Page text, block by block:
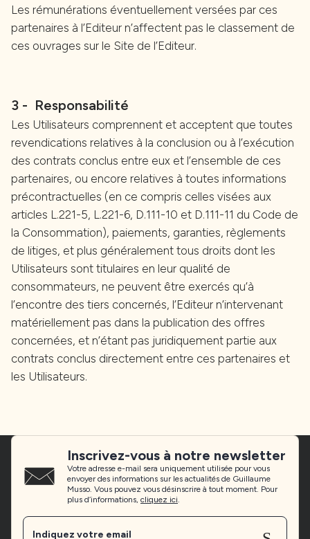
Les rémunérations éventuellement versées par ces
partenaires à l’Editeur n’affectent pas le classement de
ces ouvrages sur le Site de l’Editeur.
3 - Responsabilité
Les Utilisateurs comprennent et acceptent que toutes
revendications relatives à la conclusion ou à l’exécution
des contrats conclus entre eux et l’ensemble de ces
partenaires, ou encore relatives à toutes informations
précontractuelles (en ce compris celles visées aux
articles L.221-5, L.221-6, D.111-10 et D.111-11 du Code de
la Consommation), paiements, garanties, règlements
de litiges, et plus généralement tous droits dont les
Utilisateurs sont titulaires en leur qualité de
consommateurs, ne peuvent être exercés qu’à
l’encontre des tiers concernés, l’Editeur n’intervenant
matériellement pas dans la publication des offres
concernées, et n’étant pas juridiquement partie aux
contrats conclus directement entre ces partenaires et
les Utilisateurs.
Inscrivez-vous à notre newsletter
Votre adresse e-mail sera uniquement utilisée pour vous
envoyer des informations sur les actualités de Guillaume
Musso. Vous pouvez vous désinscrire à tout moment. Pour
plus d’informations, cliquez ici
Indiquez votre email